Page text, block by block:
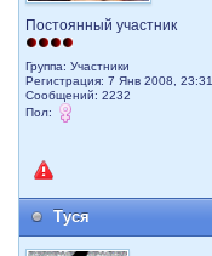
Постоянный участник
Группа: Участники
Регистрация: 7 Янв 2008, 23:31
Сообщений: 2232
Пол:
Туся